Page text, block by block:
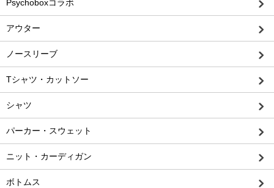
Psychoboxコラボ
アウター
ノースリーブ
Tシャツ・カットソー
シャツ
パーカー・スウェット
ニット・カーディガン
ボトムス